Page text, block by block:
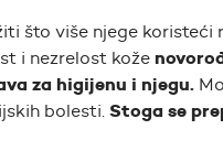
što više njege
i nezrelost kože
za higijenu i njegu.
bolesti. Stoga se